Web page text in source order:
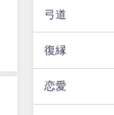
弓道
復縁
恋愛